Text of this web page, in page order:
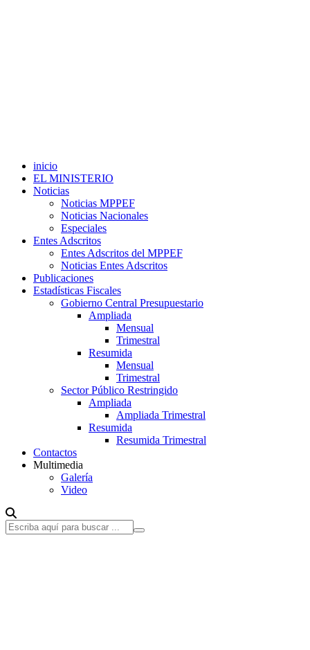
inicio
EL MINISTERIO
Noticias
Noticias MPPEF
Noticias Nacionales
Especiales
Entes Adscritos
Entes Adscritos del MPPEF
Noticias Entes Adscritos
Publicaciones
Estadísticas Fiscales
Gobierno Central Presupuestario
Ampliada
Mensual
Trimestral
Resumida
Mensual
Trimestral
Sector Público Restringido
Ampliada
Ampliada Trimestral
Resumida
Resumida Trimestral
Contactos
Multimedia
Galería
Video